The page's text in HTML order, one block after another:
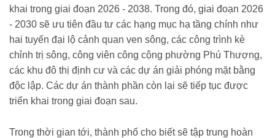
khai trong giai đoạn 2026 - 2038. Trong đó, giai đoạn 2026
- 2030 sẽ ưu tiên đầu tư các hạng mục hạ tầng chính như
hai tuyến đại lộ cảnh quan ven sông, các công trình kè
chỉnh trị sông, công viên công cộng phường Phú Thượng,
các khu đô thị định cư và các dự án giải phóng mặt bằng
độc lập. Các dự án thành phần còn lại sẽ tiếp tục được
triển khai trong giai đoạn sau.
Trong thời gian tới, thành phố cho biết sẽ tập trung hoàn